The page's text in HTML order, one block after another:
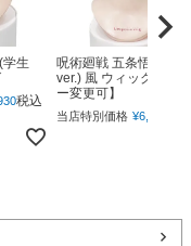
生
税込
呪術廻戦 五条悟(下ろ
ver.) 風 ウィッグ 【カ
ー変更可】
当店特別価格 ¥6,930